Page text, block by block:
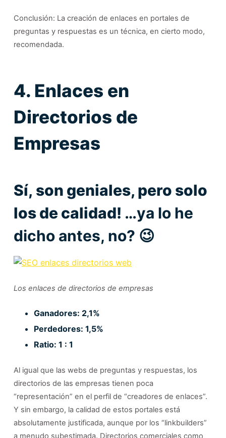
Conclusión: La creación de enlaces en portales de
preguntas y respuestas es un técnica, en cierto modo,
recomendada.
4. Enlaces en
Directorios de
Empresas
Sí, son geniales, pero solo
los de calidad! …ya lo he
dicho antes, no? 😉
Los enlaces de directorios de empresas
Ganadores: 2,1%
Perdedores: 1,5%
Ratio: 1 : 1
Al igual que las webs de preguntas y respuestas, los
directorios de las empresas tienen poca
“representación” en el perfil de “creadores de enlaces”.
Y sin embargo, la calidad de estos portales está
absolutamente justificada, aunque por los “linkbuilders”
a menudo subestimada. Directorios comerciales como